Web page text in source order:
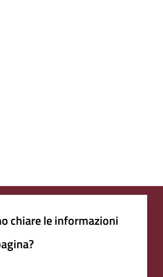
chiare le informazioni